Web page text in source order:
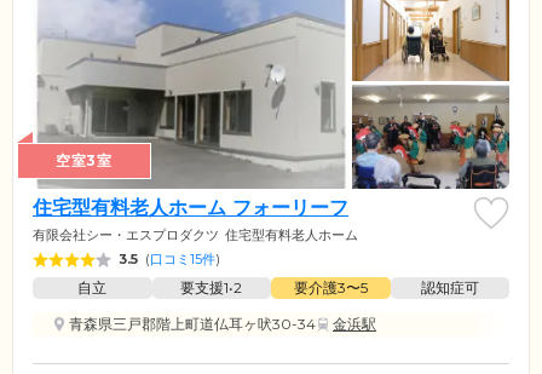
空室3室
住宅型有料老人ホーム フォーリーフ
有限会社シー・エスプロダクツ 住宅型有料老人ホーム
3.5 (口コミ15件)
自立 要支援1•2 要介護3〜5
認知症可
青森県三戸郡階上町道仏耳ヶ吠30-34
金浜駅